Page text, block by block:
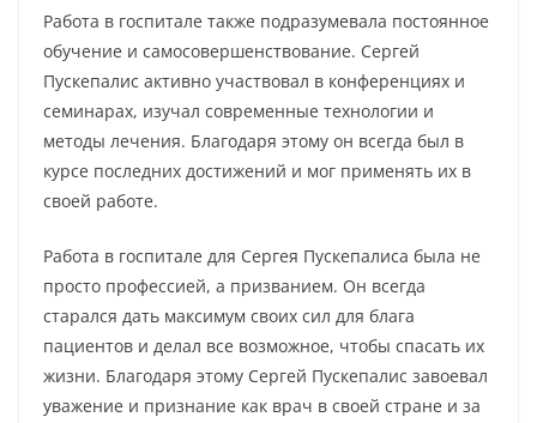
Работа в госпитале также подразумевала постоянное
обучение и самосовершенствование. Сергей
Пускепалис активно участвовал в конференциях и
семинарах, изучал современные технологии и
методы лечения. Благодаря этому он всегда был в
курсе последних достижений и мог применять их в
своей работе.
Работа в госпитале для Сергея Пускепалиса была не
просто профессией, а призванием. Он всегда
старался дать максимум своих сил для блага
пациентов и делал все возможное, чтобы спасать их
жизни. Благодаря этому Сергей Пускепалис завоевал
уважение и признание как врач в своей стране и за